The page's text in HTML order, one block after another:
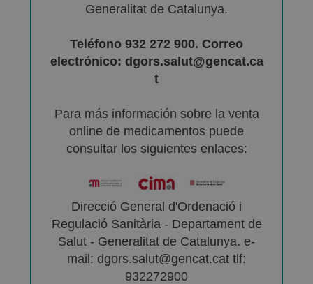
Generalitat de Catalunya.
Teléfono 932 272 900. Correo
electrónico: dgors.salut@gencat.ca
t
Para más información sobre la venta
online de medicamentos puede
consultar los siguientes enlaces:
Direcció General d'Ordenació i
Regulació Sanitària - Departament de
Salut - Generalitat de Catalunya. e-
mail: dgors.salut@gencat.cat tlf:
932272900